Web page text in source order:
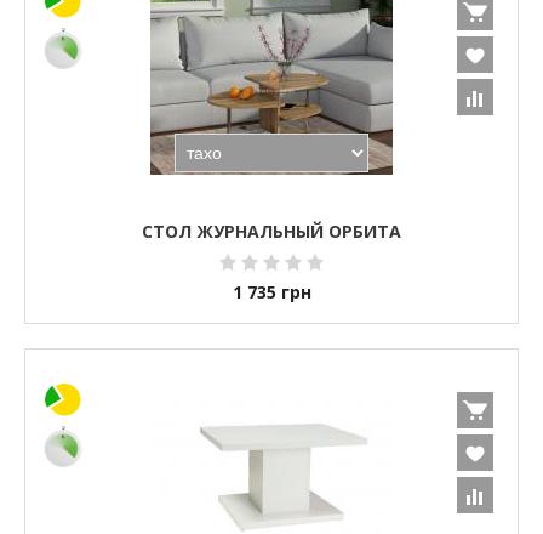
СТОЛ ЖУРНАЛЬНЫЙ ОРБИТА
1 735 грн